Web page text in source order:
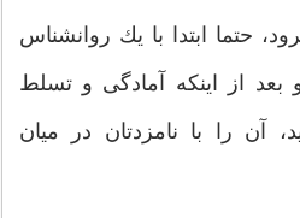
حتما ابتدا با یك روانشناس
بعد از اینكه آمادگی و تسلط
آن را با نامزدتان در میان